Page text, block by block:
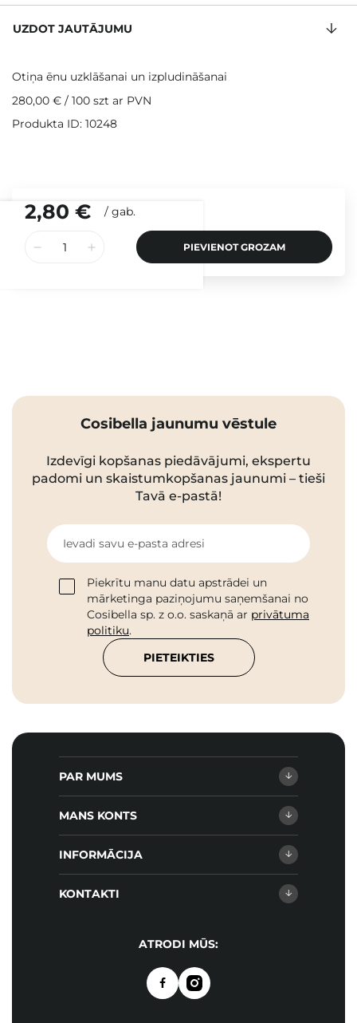
2,80 € / gab.
PIEVIENOT GROZAM
UZDOT JAUTĀJUMU
Otiņa ēnu uzklāšanai un izpludināšanai
280,00 € / 100 szt ar PVN
Produkta ID: 10248
Cosibella jaunumu vēstule
Izdevīgi kopšanas piedāvājumi, ekspertu
padomi un skaistumkopšanas jaunumi – tieši
Tavā e-pastā!
Ievadi savu e-pasta adresi
Piekrītu manu datu apstrādei un
mārketinga paziņojumu saņemšanai no
Cosibella sp. z o.o. saskaņā ar privātuma
politiku.
PIETEIKTIES
PAR MUMS
MANS KONTS
INFORMĀCIJA
KONTAKTI
ATRODI MŪS: